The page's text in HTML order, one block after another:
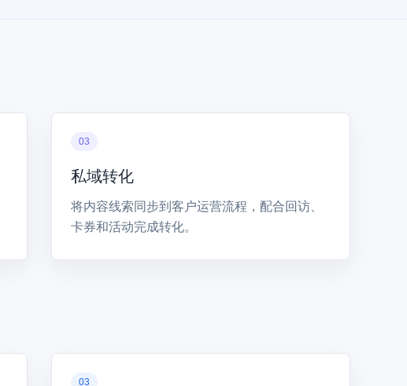
03
私域转化
将内容线索同步到客户运营流程，配合回访、
卡券和活动完成转化。